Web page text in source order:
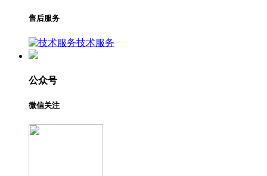
售后服务
技术服务
公众号
微信关注